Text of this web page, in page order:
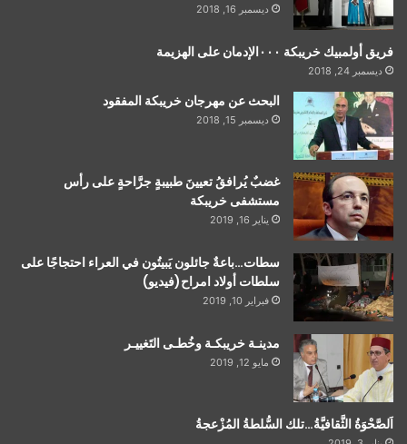
ديسمبر 16, 2018
فريق أولمبيك خريبكة ٠٠٠الإدمان على الهزيمة
ديسمبر 24, 2018
البحث عن مهرجان خريبكة المفقود
ديسمبر 15, 2018
غضبٌ يُرافقُ تعيينَ طبيبةٍ جرَّاحةٍ على رأس
مستشفى خريبكة
يناير 16, 2019
سطات…باعةٌ جائلون يَبيتُون في العراء احتجاجًا على
سلطات أولاد امراح(فيديو)
فبراير 10, 2019
مدينـة خريبكـة وخُطـى التَغييـر
مايو 12, 2019
اَلصَّحْوَةُ الثَّقافيَّةُ…تلك السُّلطةُ المُزْعجةُ